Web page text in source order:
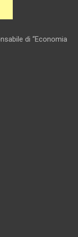
di “Economia